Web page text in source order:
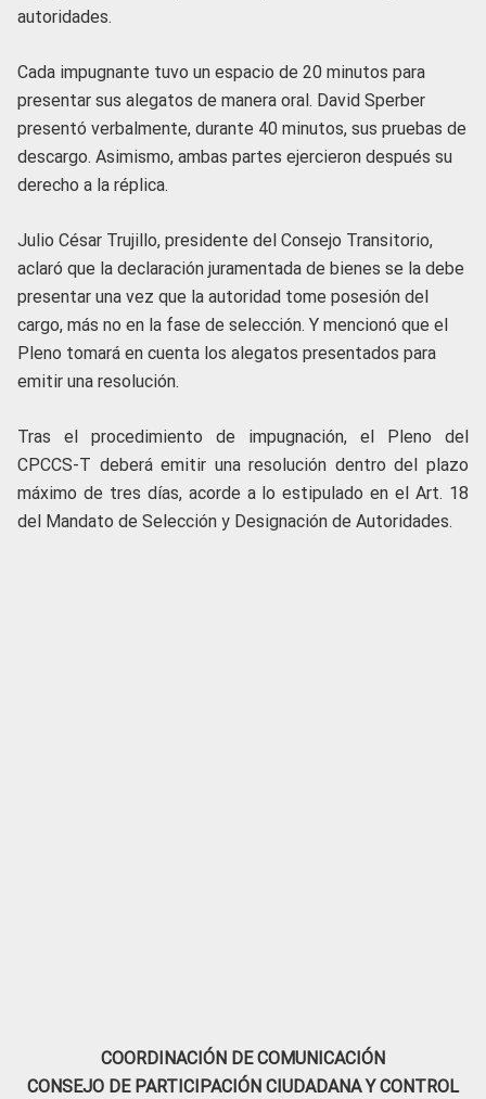
autoridades.
Cada impugnante tuvo un espacio de 20 minutos para
presentar sus alegatos de manera oral. David Sperber
presentó verbalmente, durante 40 minutos, sus pruebas de
descargo. Asimismo, ambas partes ejercieron después su
derecho a la réplica.
Julio César Trujillo, presidente del Consejo Transitorio,
aclaró que la declaración juramentada de bienes se la debe
presentar una vez que la autoridad tome posesión del
cargo, más no en la fase de selección. Y mencionó que el
Pleno tomará en cuenta los alegatos presentados para
emitir una resolución.
Tras el procedimiento de impugnación, el Pleno del
CPCCS-T deberá emitir una resolución dentro del plazo
máximo de tres días, acorde a lo estipulado en el Art. 18
del Mandato de Selección y Designación de Autoridades.
COORDINACIÓN DE COMUNICACIÓN
CONSEJO DE PARTICIPACIÓN CIUDADANA Y CONTROL